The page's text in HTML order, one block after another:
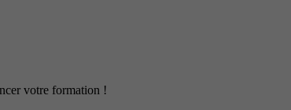
votre formation !